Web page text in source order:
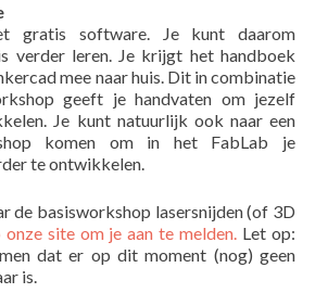
gratis software. Je kunt daarom
verder leren. Je krijgt het handboek
mee naar huis. Dit in combinatie
geeft je handvaten om jezelf
Je kunt natuurlijk ook naar een
komen om in het FabLab je
te ontwikkelen.
de basisworkshop lasersnijden (of 3D
site om je aan te melden. Let op:
dat er op dit moment (nog) geen
is.